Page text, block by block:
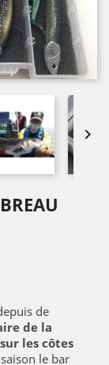

de
de la
les côtes
le bar